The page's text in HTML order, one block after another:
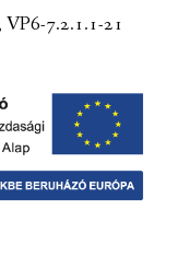
7.2.1.1-21